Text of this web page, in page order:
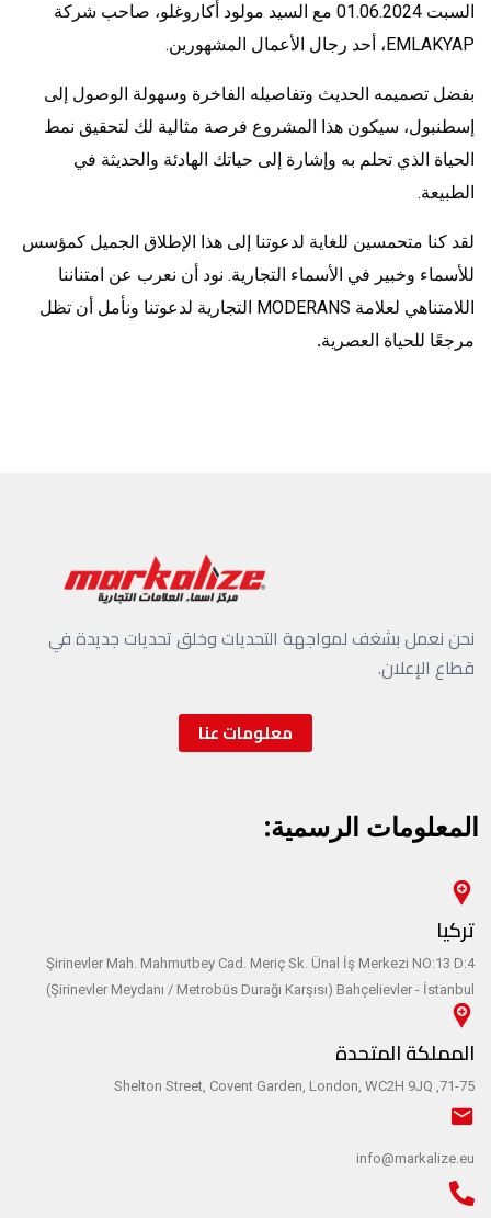
السبت 01.06.2024 مع السيد مولود أكاروغلو، صاحب شركة
EMLAKYAP، أحد رجال الأعمال المشهورين.
بفضل تصميمه الحديث وتفاصيله الفاخرة وسهولة الوصول إلى
إسطنبول، سيكون هذا المشروع فرصة مثالية لك لتحقيق نمط
الحياة الذي تحلم به وإشارة إلى حياتك الهادئة والحديثة في
الطبيعة.
لقد كنا متحمسين للغاية لدعوتنا إلى هذا الإطلاق الجميل كمؤسس
للأسماء وخبير في الأسماء التجارية. نود أن نعرب عن امتناننا
اللامتناهي لعلامة MODERANS التجارية لدعوتنا ونأمل أن تظل
مرجعًا للحياة العصرية.
نحن نعمل بشغف لمواجهة التحديات وخلق تحديات جديدة في
قطاع الإعلان.
معلومات عنا
المعلومات الرسمية:
تركيا
Şirinevler Mah. Mahmutbey Cad. Meriç Sk. Ünal İş Merkezi NO:13 D:4
(Şirinevler Meydanı / Metrobüs Durağı Karşısı) Bahçelievler - İstanbul
المملكة المتحدة
71-75, Shelton Street, Covent Garden, London, WC2H 9JQ
info@markalize.eu